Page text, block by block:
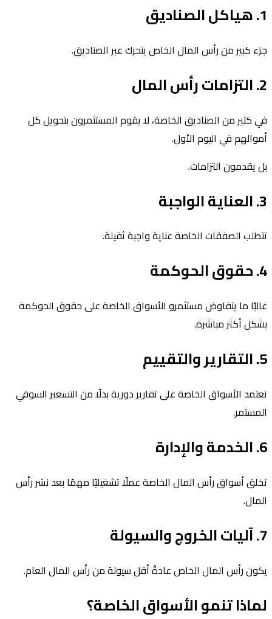
1. هياكل الصناديق
جزء كبير من رأس المال الخاص يتحرك عبر الصناديق.
2. التزامات رأس المال
في كثير من الصناديق الخاصة، لا يقوم المستثمرون بتحويل كل
أموالهم في اليوم الأول.
بل يقدمون التزامات.
3. العناية الواجبة
تتطلب الصفقات الخاصة عناية واجبة ثقيلة.
4. حقوق الحوكمة
غالبًا ما يتفاوض مستثمرو الأسواق الخاصة على حقوق الحوكمة
بشكل أكثر مباشرة.
5. التقارير والتقييم
تعتمد الأسواق الخاصة على تقارير دورية بدلًا من التسعير السوقي
المستمر.
6. الخدمة والإدارة
تخلق أسواق رأس المال الخاصة عملًا تشغيليًا مهمًا بعد نشر رأس
المال.
7. آليات الخروج والسيولة
يكون رأس المال الخاص عادةً أقل سيولة من رأس المال العام.
لماذا تنمو الأسواق الخاصة؟